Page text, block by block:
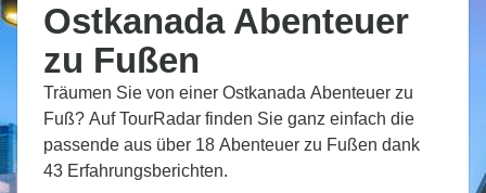
Ostkanada Abenteuer
zu Fußen
Träumen Sie von einer Ostkanada Abenteuer zu
Fuß? Auf TourRadar finden Sie ganz einfach die
passende aus über 18 Abenteuer zu Fußen dank
43 Erfahrungsberichten.